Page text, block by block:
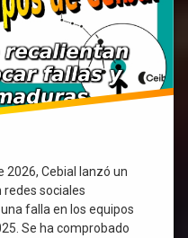
2026, Cebial lanzó un
redes sociales
falla en los equipos
Se ha comprobado